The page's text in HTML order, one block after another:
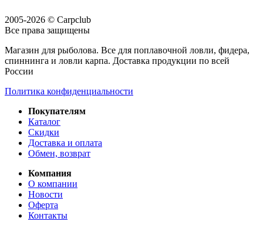
2005-2026 © Carpclub
Все права защищены
Магазин для рыболова. Все для поплавочной ловли, фидера,
спиннинга и ловли карпа. Доставка продукции по всей
России
Политика конфиденциальности
Покупателям
Каталог
Скидки
Доставка и оплата
Обмен, возврат
Компания
О компании
Новости
Оферта
Контакты